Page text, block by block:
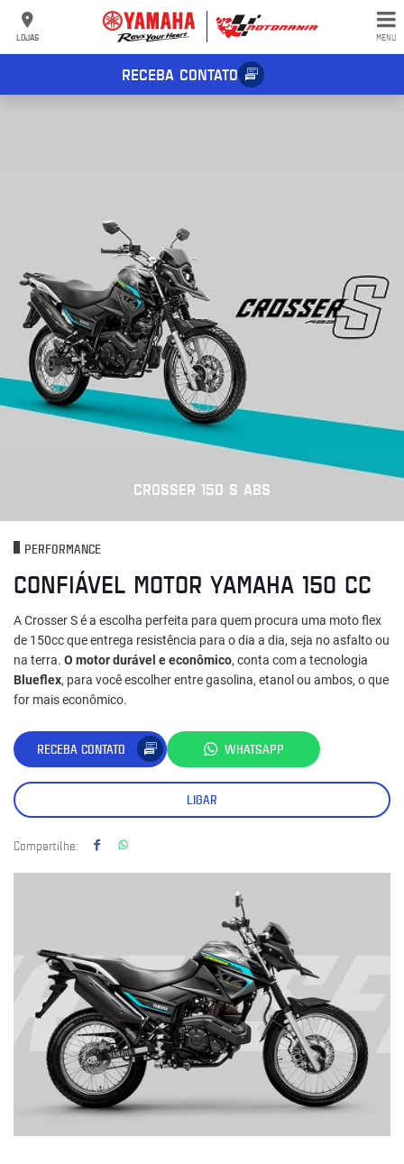
LOJAS MENU
RECEBA CONTATO
CROSSER 150 S ABS
PERFORMANCE
CONFIÁVEL MOTOR YAMAHA 150 CC
A Crosser S é a escolha perfeita para quem procura uma moto flex
de 150cc que entrega resistência para o dia a dia, seja no asfalto ou
na terra. O motor durável e econômico, conta com a tecnologia
Blueflex, para você escolher entre gasolina, etanol ou ambos, o que
for mais econômico.
RECEBA CONTATO WHATSAPP
LIGAR
Compartilhe: